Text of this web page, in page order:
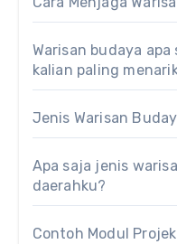
Warisan budaya
kalian paling
Jenis Warisan
Apa saja jenis
daerahku?
Contoh Modul